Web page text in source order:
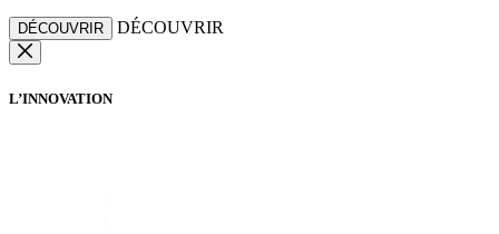
DÉCOUVRIR DÉCOUVRIR
L’INNOVATION